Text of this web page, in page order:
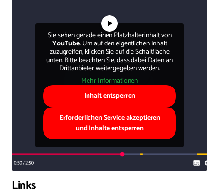
Sie sehen gerade einen Platzhalterinhalt von
YouTube. Um auf den eigentlichen Inhalt
zuzugreifen, klicken Sie auf die Schaltfläche
unten. Bitte beachten Sie, dass dabei Daten an
Drittanbieter weitergegeben werden.
Mehr Informationen
Inhalt entsperren
Erforderlichen Service akzeptieren
und Inhalte entsperren
Links